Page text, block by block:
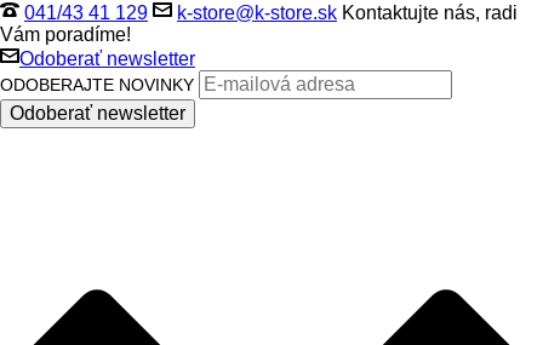
041/43 41 129 k-store@k-store.sk Kontaktujte nás, radi
Vám poradíme!
Odoberať newsletter
ODOBERAJTE NOVINKY